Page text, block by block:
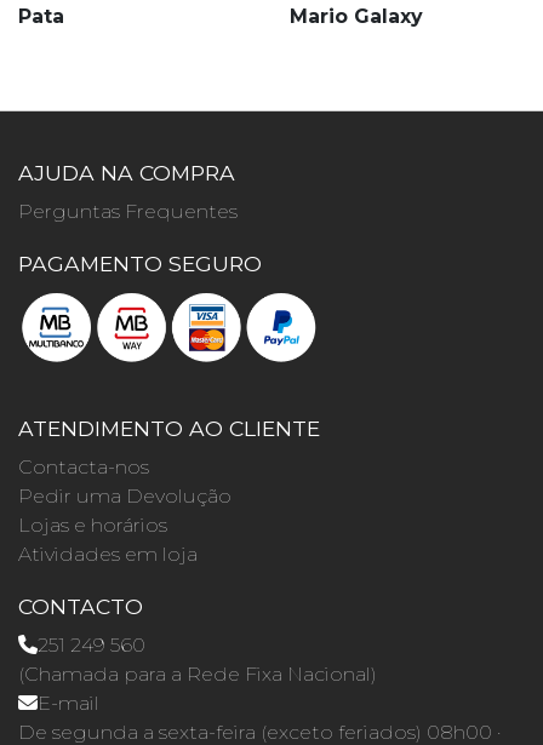
Pata
Mario Galaxy
AJUDA NA COMPRA
Perguntas Frequentes
PAGAMENTO SEGURO
ATENDIMENTO AO CLIENTE
Contacta-nos
Pedir uma Devolução
Lojas e horários
Atividades em loja
CONTACTO
251 249 560
(Chamada para a Rede Fixa Nacional)
E-mail
De segunda a sexta-feira (exceto feriados) 08h00 ·